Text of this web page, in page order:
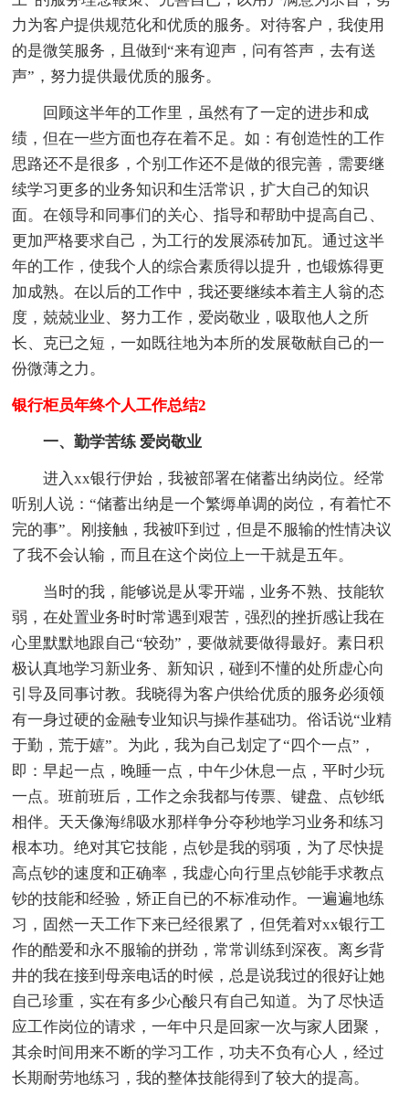
力为客户提供规范化和优质的服务。对待客户，我使用
的是微笑服务，且做到“来有迎声，问有答声，去有送
声”，努力提供最优质的服务。
回顾这半年的工作里，虽然有了一定的进步和成
绩，但在一些方面也存在着不足。如：有创造性的工作
思路还不是很多，个别工作还不是做的很完善，需要继
续学习更多的业务知识和生活常识，扩大自己的知识
面。在领导和同事们的关心、指导和帮助中提高自己、
更加严格要求自己，为工行的发展添砖加瓦。通过这半
年的工作，使我个人的综合素质得以提升，也锻炼得更
加成熟。在以后的工作中，我还要继续本着主人翁的态
度，兢兢业业、努力工作，爱岗敬业，吸取他人之所
长、克已之短，一如既往地为本所的发展敬献自己的一
份微薄之力。
银行柜员年终个人工作总结2
一、勤学苦练 爱岗敬业
进入xx银行伊始，我被部署在储蓄出纳岗位。经常
听别人说：“储蓄出纳是一个繁缛单调的岗位，有着忙不
完的事”。刚接触，我被吓到过，但是不服输的性情决议
了我不会认输，而且在这个岗位上一干就是五年。
当时的我，能够说是从零开端，业务不熟、技能软
弱，在处置业务时时常遇到艰苦，强烈的挫折感让我在
心里默默地跟自己“较劲”，要做就要做得最好。素日积
极认真地学习新业务、新知识，碰到不懂的处所虚心向
引导及同事讨教。我晓得为客户供给优质的服务必须领
有一身过硬的金融专业知识与操作基础功。俗话说“业精
于勤，荒于嬉”。为此，我为自己划定了“四个一点”，
即：早起一点，晚睡一点，中午少休息一点，平时少玩
一点。班前班后，工作之余我都与传票、键盘、点钞纸
相伴。天天像海绵吸水那样争分夺秒地学习业务和练习
根本功。绝对其它技能，点钞是我的弱项，为了尽快提
高点钞的速度和正确率，我虚心向行里点钞能手求教点
钞的技能和经验，矫正自已的不标准动作。一遍遍地练
习，固然一天工作下来已经很累了，但凭着对xx银行工
作的酷爱和永不服输的拼劲，常常训练到深夜。离乡背
井的我在接到母亲电话的时候，总是说我过的很好让她
自己珍重，实在有多少心酸只有自己知道。为了尽快适
应工作岗位的请求，一年中只是回家一次与家人团聚，
其余时间用来不断的学习工作，功夫不负有心人，经过
长期耐劳地练习，我的整体技能得到了较大的提高。